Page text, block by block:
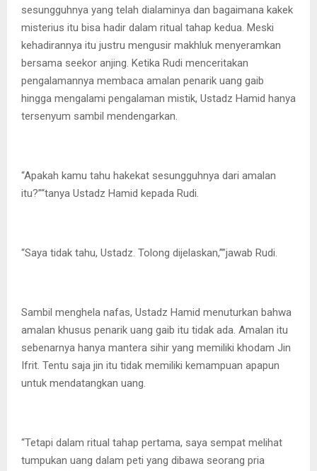
sesungguhnya yang telah dialaminya dan bagaimana kakek
misterius itu bisa hadir dalam ritual tahap kedua. Meski
kehadirannya itu justru mengusir makhluk menyeramkan
bersama seekor anjing. Ketika Rudi menceritakan
pengalamannya membaca amalan penarik uang gaib
hingga mengalami pengalaman mistik, Ustadz Hamid hanya
tersenyum sambil mendengarkan.
“Apakah kamu tahu hakekat sesungguhnya dari amalan
itu?”“tanya Ustadz Hamid kepada Rudi.
“Saya tidak tahu, Ustadz. Tolong dijelaskan,””jawab Rudi.
Sambil menghela nafas, Ustadz Hamid menuturkan bahwa
amalan khusus penarik uang gaib itu tidak ada. Amalan itu
sebenarnya hanya mantera sihir yang memiliki khodam Jin
Ifrit. Tentu saja jin itu tidak memiliki kemampuan apapun
untuk mendatangkan uang.
“Tetapi dalam ritual tahap pertama, saya sempat melihat
tumpukan uang dalam peti yang dibawa seorang pria